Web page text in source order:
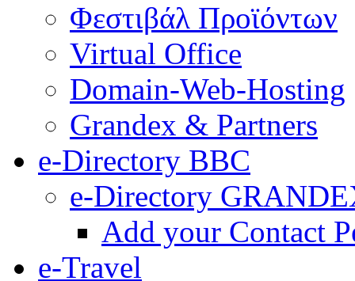
Φεστιβάλ Προϊόντων
Virtual Office
Domain-Web-Hosting
Grandex & Partners
e-Directory BBC
e-Directory
Add your Contact
e-Travel